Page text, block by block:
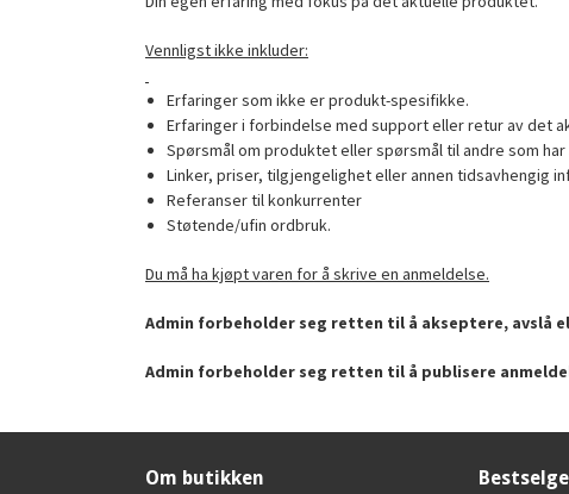
Vennligst ikke inkluder:
Erfaringer som ikke er produkt-spesifikke.
Erfaringer i forbindelse med support eller retur av det
Spørsmål om produktet eller spørsmål til andre som
Linker, priser, tilgjengelighet eller annen tidsavhengig
Referanser til konkurrenter
Støtende/ufin ordbruk.
Du må ha kjøpt varen for å skrive en anmeldelse.
Admin forbeholder seg retten til å akseptere, avslå
Admin forbeholder seg retten til å publisere
Om butikken